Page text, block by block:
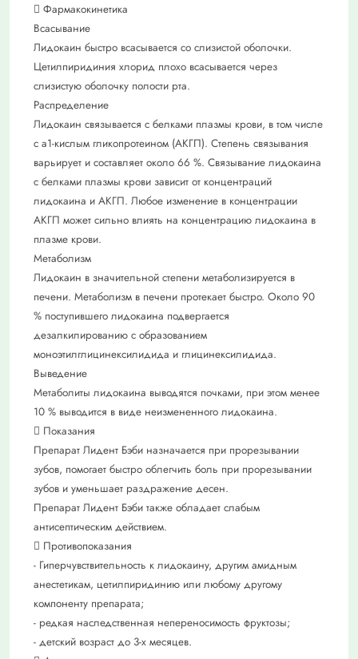
 Фармакокинетика
Всасывание
Лидокаин быстро всасывается со слизистой оболочки.
Цетилпиридиния хлорид плохо всасывается через
слизистую оболочку полости рта.
Распределение
Лидокаин связывается с белками плазмы крови, в том числе
с a1-кислым гликопротеином (АКГП). Степень связывания
варьирует и составляет около 66 %. Связывание лидокаина
с белками плазмы крови зависит от концентраций
лидокаина и АКГП. Любое изменение в концентрации
АКГП может сильно влиять на концентрацию лидокаина в
плазме крови.
Метаболизм
Лидокаин в значительной степени метаболизируется в
печени. Метаболизм в печени протекает быстро. Около 90
% поступившего лидокаина подвергается
дезалкилированию с образованием
моноэтилглицинексилидида и глицинексилидида.
Выведение
Метаболиты лидокаина выводятся почками, при этом менее
10 % выводится в виде неизмененного лидокаина.
 Показания
Препарат Лидент Бэби назначается при прорезывании
зубов, помогает быстро облегчить боль при прорезывании
зубов и уменьшает раздражение десен.
Препарат Лидент Бэби также обладает слабым
антисептическим действием.
 Противопоказания
- Гиперчувствительность к лидокаину, другим амидным
анестетикам, цетилпиридинию или любому другому
компоненту препарата;
- редкая наследственная непереносимость фруктозы;
- детский возраст до 3-х месяцев.